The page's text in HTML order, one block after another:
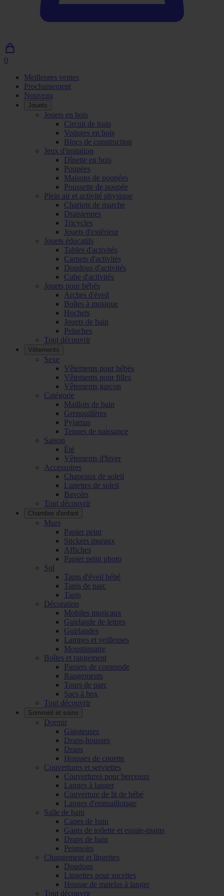
0
dans
panier
Meilleures ventes
Prochainement
Nouveau
Jouets
Jouets en bois
Circuit de train
Voitures en bois
Blocs de construction
Jeux d'imitation
Dînette en bois
Poupées
Maisons de poupées
Poussette de poupée
Plein air et activité physique
Chariots de marche
Draisiennes
Tricycles
Jouets d'extérieur
Jouets éducatifs
Tables d'activités
Carnets d'activités
Doudous d'activités
Cube d'activités
Jouets pour bébés
Arches d'éveil
Boîtes à musique
Hochets
Jouets de bain
Peluches
Tout découvrir
Vêtements
Sexe
Vêtements pour bébés
Vêtements pour filles
Vêtements garçon
Catégorie
Maillots de bain
Grenouillères
Pyjamas
Tenues de naissance
Saison
Été
Vêtements d'hiver
Accessoires
Chapeaux de soleil
Lunettes de soleil
Bavoirs
Tout découvrir
Chambre d'enfant
Murs
Papier peint
Stickers muraux
Affiches
Papier peint photo
Sol
Tapis d'éveil bébé
Tapis de parc
Tapis
Décoration
Mobiles musicaux
Guirlande de lettres
Guirlandes
Lampes et veilleuses
Moustiquaire
Boîtes et rangement
Paniers de commode
Rangements
Tours de parc
Sacs à box
Tout découvrir
Sommeil et soins
Dormir
Gigoteuses
Draps-housses
Draps
Housses de couette
Couvertures et serviettes
Couvertures pour berceaux
Langes à langer
Couverture de lit de bébé
Langes d'emmaillotage
Salle de bain
Capes de bain
Gants de toilette et essuie-mains
Draps de bain
Peignoirs
Changement et lingettes
Doudous
Lingettes pour sucettes
Housse de matelas à langer
Tout découvrir